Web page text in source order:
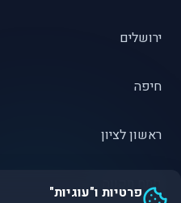
ירושלים
חיפה
ראשון לציון
פתח תקווה
פרטיות ו"עוגיות"